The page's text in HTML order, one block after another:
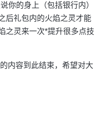
你的身上（包括银行内）
后礼包内的火焰之灵才能
之灵来一次*提升很多点技
内容到此结束，希望对大